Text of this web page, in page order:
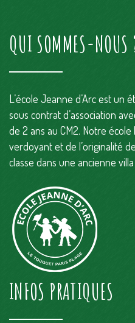
QUI SOMMES-NOUS
L’école Jeanne d’Arc est un
sous contrat d’association
de 2 ans au CM2. Notre
verdoyant et de l’originalité
classe dans une ancienne
INFOS PRATIQUES